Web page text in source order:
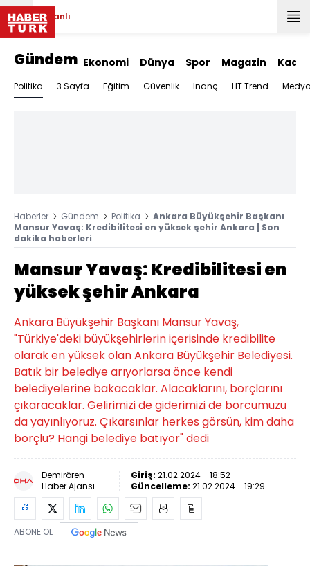
Canlı
Gündem Ekonomi Dünya Spor Magazin Kadın
Politika 3.Sayfa Eğitim Güvenlik İnanç HT Trend
Haberler Gündem Politika
Ankara Büyükşehir Başkanı
Mansur Yavaş: Kredibilitesi en yüksek şehir Ankara | Son
dakika haberleri
Mansur Yavaş: Kredibilitesi en
yüksek şehir Ankara
Ankara Büyükşehir Başkanı Mansur Yavaş,
"Türkiye'deki büyükşehirlerin içerisinde kredibilite
olarak en yüksek olan Ankara Büyükşehir Belediyesi.
Batık bir belediye arıyorlarsa önce kendi
belediyelerine bakacaklar. Alacaklarını, borçlarını
çıkaracaklar. Gelirimizi de giderimizi de borcumuzu
da yayınlıyoruz. Çıkarsınlar herkes görsün, kim daha
borçlu? Hangi belediye batıyor" dedi
Demirören
Haber Ajansı
Giriş: 21.02.2024 - 18:52
Güncelleme: 21.02.2024 - 19:29
ABONE OL